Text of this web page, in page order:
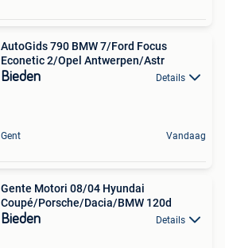
AutoGids 790 BMW 7/Ford Focus
Econetic 2/Opel Antwerpen/Astr
Bieden Details
Gent Vandaag
Gente Motori 08/04 Hyundai
Coupé/Porsche/Dacia/BMW 120d
Bieden Details